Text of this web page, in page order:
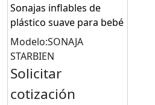
Sonajas inflables de
plástico suave para bebé
Modelo:SONAJA
STARBIEN
Solicitar
cotización